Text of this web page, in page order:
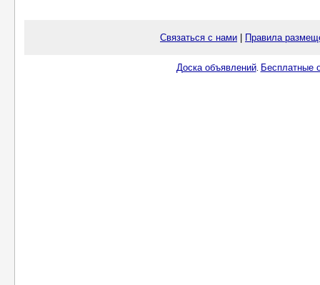
Связаться с нами Правила
Доска объявлений. Бесплатные